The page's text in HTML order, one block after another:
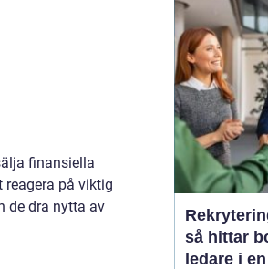
finansiella
på viktig
de dra nytta av
får
vardagen
förutsä...
så hittar
ledare i